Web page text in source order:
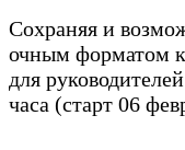
Сохраняя и
очным форматом
для
часа (старт 06